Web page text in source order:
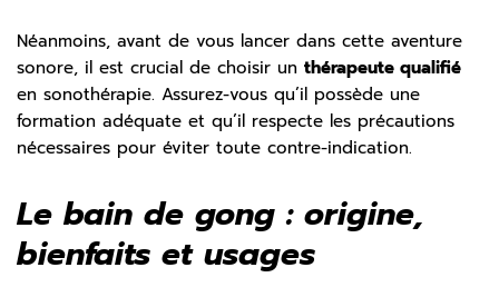
Néanmoins, avant de vous lancer dans cette aventure
sonore, il est crucial de choisir un thérapeute qualifié
en sonothérapie. Assurez-vous qu’il possède une
formation adéquate et qu’il respecte les précautions
nécessaires pour éviter toute contre-indication.
Le bain de gong : origine,
bienfaits et usages